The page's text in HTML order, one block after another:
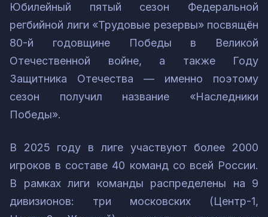
Юбилейный пятый сезон Федеральной
регбийной лиги «Трудовые резервы» посвящён
80-й годовщине Победы в Великой
Отечественной войне, а также Году
Защитника Отечества — именно поэтому
сезон получил название «Наследники
Победы».
В 2025 году в лиге участвуют более 2000
игроков в составе 40 команд со всей России.
В рамках лиги команды распределены на 9
дивизионов: три московских (Центр-1,